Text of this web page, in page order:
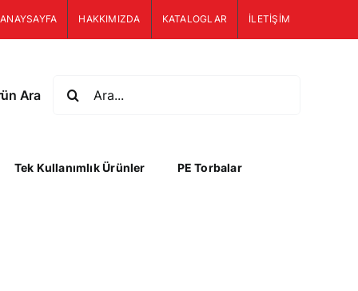
ANAYSAYFA HAKKIMIZDA KATALOGLAR İLETİŞİM
Ara
Tek Kullanımlık Ürünler PE Torbalar